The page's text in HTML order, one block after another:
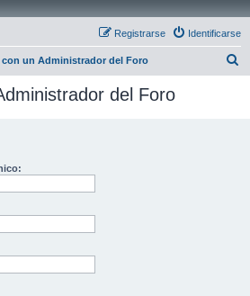
Identificarse
Registrarse
con un Administrador del Foro
del Foro